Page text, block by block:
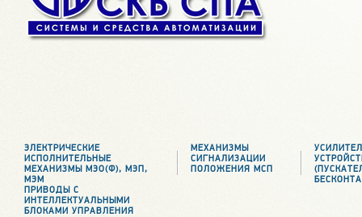
ЭЛЕКТРИЧЕСКИЕ
ИСПОЛНИТЕЛЬНЫЕ
МЕХАНИЗМЫ МЭО(Ф), МЭП,
МЭМ
ПРИВОДЫ С
ИНТЕЛЛЕКТУАЛЬНЫМИ
БЛОКАМИ УПРАВЛЕНИЯ
МЕХАНИЗМЫ
СИГНАЛИЗАЦИИ
ПОЛОЖЕНИЯ МСП